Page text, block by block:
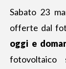
Sabato 23
offerte dal
oggi e
fotovoltaico